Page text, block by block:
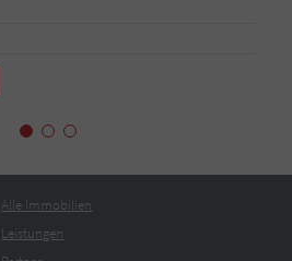
Alle Immobilien
Leistungen